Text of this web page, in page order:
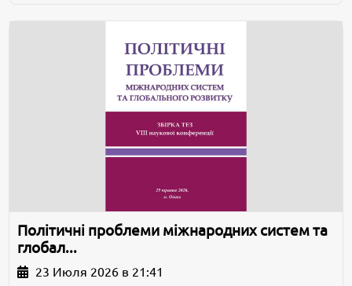
Політичні проблеми міжнародних систем та
глобал...
23 Июля 2026 в 21:41